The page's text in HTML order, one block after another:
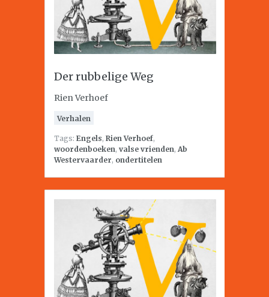
Der rubbelige Weg
Rien Verhoef
Verhalen
Tags: Engels, Rien Verhoef,
woordenboeken, valse vrienden, Ab
Westervaarder, ondertitelen